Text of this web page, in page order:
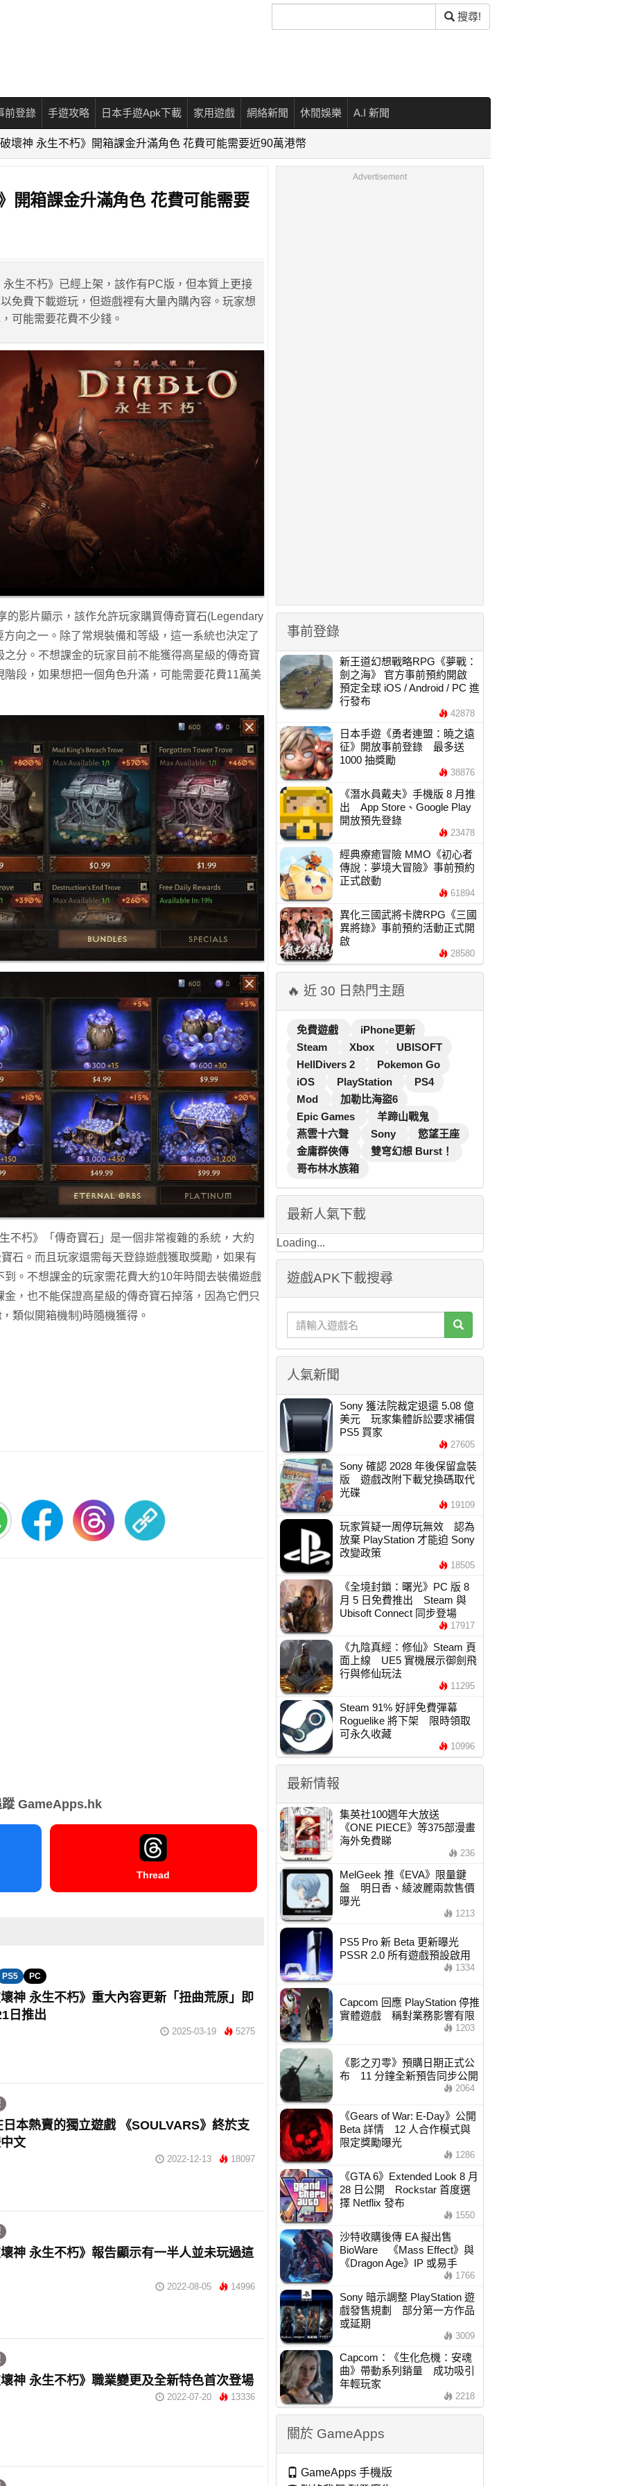
尋
搜尋!
前登錄 手遊攻略 日本手遊Apk下載 家用遊戲 網絡新聞 休閒娛樂 A.I 新聞
壞神 永生不朽》開箱課金升滿角色 花費可能需要近90萬港幣
開箱課金升滿角色 花費可能需要
生不朽》已經上架，該作有PC版，但本質上更接
免費下載遊玩，但遊戲裡有大量內購內容。玩家想
可能需要花費不少錢。
的影片顯示，該作允許玩家購買傳奇寶石(Legendary
向之一。除了常規裝備和等級，這一系統也決定了
分。不想課金的玩家目前不能獲得高星級的傳奇寶
段，如果想把一個角色升滿，可能需要花費11萬美
不朽》「傳奇寶石」是一個非常複雜的系統，大約
石。而且玩家還需每天登錄遊戲獲取獎勵，如果有
。不想課金的玩家需花費大約10年時間去裝備遊戲
，也不能保證高星級的傳奇寶石掉落，因為它們只
類似開箱機制)時隨機獲得。
蹤 GameApps.hk
Thread
PS5 PC
神 永生不朽》重大內容更新「扭曲荒原」即
日推出
2025-03-19 5275
日本熱賣的獨立遊戲 《SOULVARS》終於支
文
2022-12-13 18097
神 永生不朽》報告顯示有一半人並未玩過這
2022-08-05 14996
神 永生不朽》職業變更及全新特色首次登場
2022-07-20 13336
Advertisement
事前登錄
新王道幻想戰略RPG《夢戰：
劍之海》 官方事前預約開啟
預定全球 iOS / Android / PC 進
行發布
42878
日本手遊《勇者連盟：曉之遠
征》開放事前登錄 最多送
1000 抽獎勵
38876
《潛水員戴夫》手機版 8 月推
出 App Store、Google Play
開放預先登錄
23478
經典療癒冒險 MMO《初心者
傳說：夢境大冒險》事前預約
正式啟動
61894
異化三國武將卡牌RPG《三國
異將錄》事前預約活動正式開
啟
28580
🔥 近 30 日熱門主題
免費遊戲
iPhone更新
Steam
Xbox
UBISOFT
HellDivers 2
Pokemon Go
iOS
PlayStation
PS4
Mod
加勒比海盜6
Epic Games
羊蹄山戰鬼
燕雲十六聲
Sony
慾望王座
金庸群俠傳
雙穹幻想 Burst！
哥布林水族箱
最新人氣下載
Loading...
遊戲APK下載搜尋
人氣新聞
Sony 獲法院裁定退還 5.08 億
美元 玩家集體訴訟要求補償
PS5 買家
27605
Sony 確認 2028 年後保留盒裝
版 遊戲改附下載兌換碼取代
光碟
19109
玩家質疑一周停玩無效 認為
放棄 PlayStation 才能迫 Sony
改變政策
18505
《全境封鎖：曙光》PC 版 8
月 5 日免費推出 Steam 與
Ubisoft Connect 同步登場
17917
《九陰真經：修仙》Steam 頁
面上線 UE5 實機展示御劍飛
行與修仙玩法
11295
Steam 91% 好評免費彈幕
Roguelike 將下架 限時領取
可永久收藏
10996
最新情報
集英社100週年大放送
《ONE PIECE》等375部漫畫
海外免費睇
236
MelGeek 推《EVA》限量鍵
盤 明日香、綾波麗兩款售價
曝光
1213
PS5 Pro 新 Beta 更新曝光
PSSR 2.0 所有遊戲預設啟用
1334
Capcom 回應 PlayStation 停推
實體遊戲 稱對業務影響有限
1203
《影之刃零》預購日期正式公
布 11 分鐘全新預告同步公開
2064
《Gears of War: E-Day》公開
Beta 詳情 12 人合作模式與
限定獎勵曝光
1286
《GTA 6》Extended Look 8 月
28 日公開 Rockstar 首度選
擇 Netflix 發布
1550
沙特收購後傳 EA 擬出售
BioWare 《Mass Effect》與
《Dragon Age》IP 或易手
1766
Sony 暗示調整 PlayStation 遊
戲發售規劃 部分第一方作品
或延期
3009
Capcom：《生化危機：安魂
曲》帶動系列銷量 成功吸引
年輕玩家
2218
關於 GameApps
GameApps 手機版